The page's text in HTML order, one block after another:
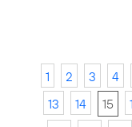
1 2 3 4
13
14 15